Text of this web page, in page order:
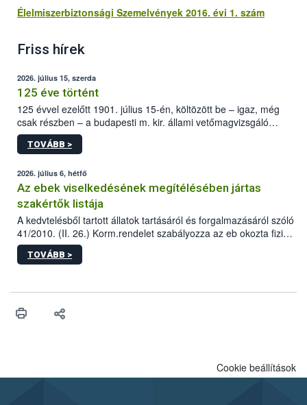
Élelmiszerbiztonsági Szemelvények 2016. évi 1. szám
Friss hírek
2026. július 15, szerda
125 éve történt
125 évvel ezelőtt 1901. július 15-én, költözött be – igaz, még
csak részben – a budapesti m. kir. állami vetőmagvizsgáló
állomás a Kis Rókus utca 15. szám alatti, Czigler Győző által
tervezett új épületébe.
TOVÁBB >
2026. július 6, hétfő
Az ebek viselkedésének megítélésében jártas
szakértők listája
A kedvtelésből tartott állatok tartásáról és forgalmazásáról szóló
41/2010. (II. 26.) Korm.rendelet szabályozza az eb okozta fizikai
sérülés, illetve ennek veszélye keletkezésekor felmerülő
hatósági feladatokat, valamint a veszélyes eb tartását és annak
TOVÁBB >
Cookie beállítások